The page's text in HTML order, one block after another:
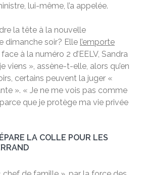
lui-même, l’a appelée.
la tête à la nouvelle
dimanche soir? Elle l’emporte
face à la numéro 2 d’EELV, Sandra
viens », assène-t-elle, alors qu’en
certains peuvent la juger «
». « Je ne me vois pas comme
que je protège ma vie privée
LA COLLE POUR LES